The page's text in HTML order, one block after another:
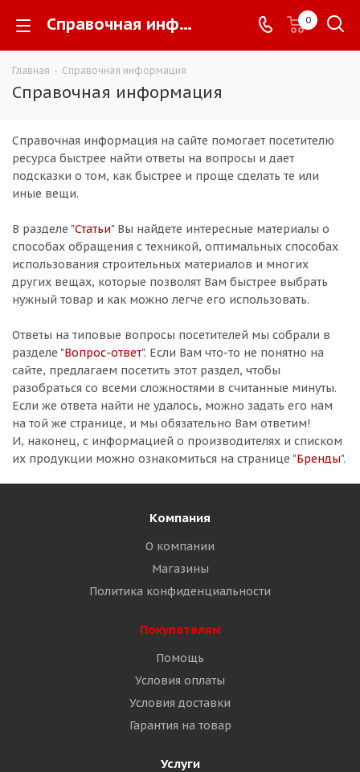
Справочная информация - 0
Главная - Справочная информация
Справочная информация
Справочная информация на сайте помогает посетителю
ресурса быстрее найти ответы на вопросы и дает
подсказки о том, как быстрее и проще сделать те или
иные вещи.
В разделе "Статьи" Вы найдете интересные материалы о
способах обращения с техникой, оптимальных способах
использования строительных материалов и многих
других вещах, которые позволят Вам быстрее выбрать
нужный товар и как можно легче его использовать.
Ответы на типовые вопросы посетителей мы собрали в
разделе "Вопрос-ответ". Если Вам что-то не понятно на
сайте, предлагаем посетить этот раздел, чтобы
разобраться со всеми сложностями в считанные минуты.
Если же ответа найти не удалось, можно задать его нам
на той же странице, и мы обязательно Вам ответим!
И, наконец, с информацией о производителях и списком
их продукции можно ознакомиться на странице "Бренды".
Компания
О компании
Магазины
Политика конфиденциальности
Покупателям
Помощь
Условия оплаты
Условия доставки
Гарантия на товар
Услуги